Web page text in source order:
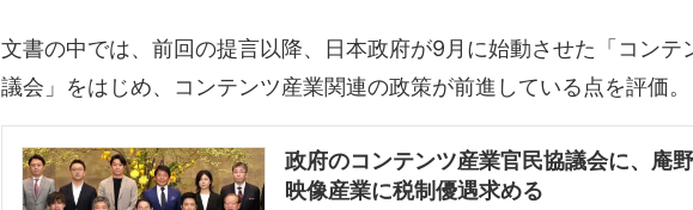
文書の中では、前回の提言以降、日本政府が9月に始動させた「コンテ
議会」をはじめ、コンテンツ産業関連の政策が前進している点を評価。
政府のコンテンツ産業官民協議会に、庵
映像産業に税制優遇求める